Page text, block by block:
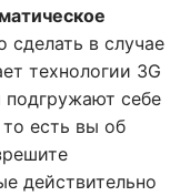
сделать в случае
технологии 3G
себе
есть вы об
действительно